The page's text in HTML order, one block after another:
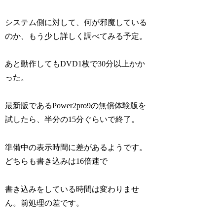
システム側に対して、何が邪魔している
のか、もう少し詳しく調べてみる予定。
あと動作してもDVD1枚で30分以上かか
った。
最新版であるPower2pro9の無償体験版を
試したら、半分の15分ぐらいで終了。
準備中の表示時間に差があるようです。
どちらも書き込みは16倍速で
書き込みをしている時間は変わりませ
ん。前処理の差です。